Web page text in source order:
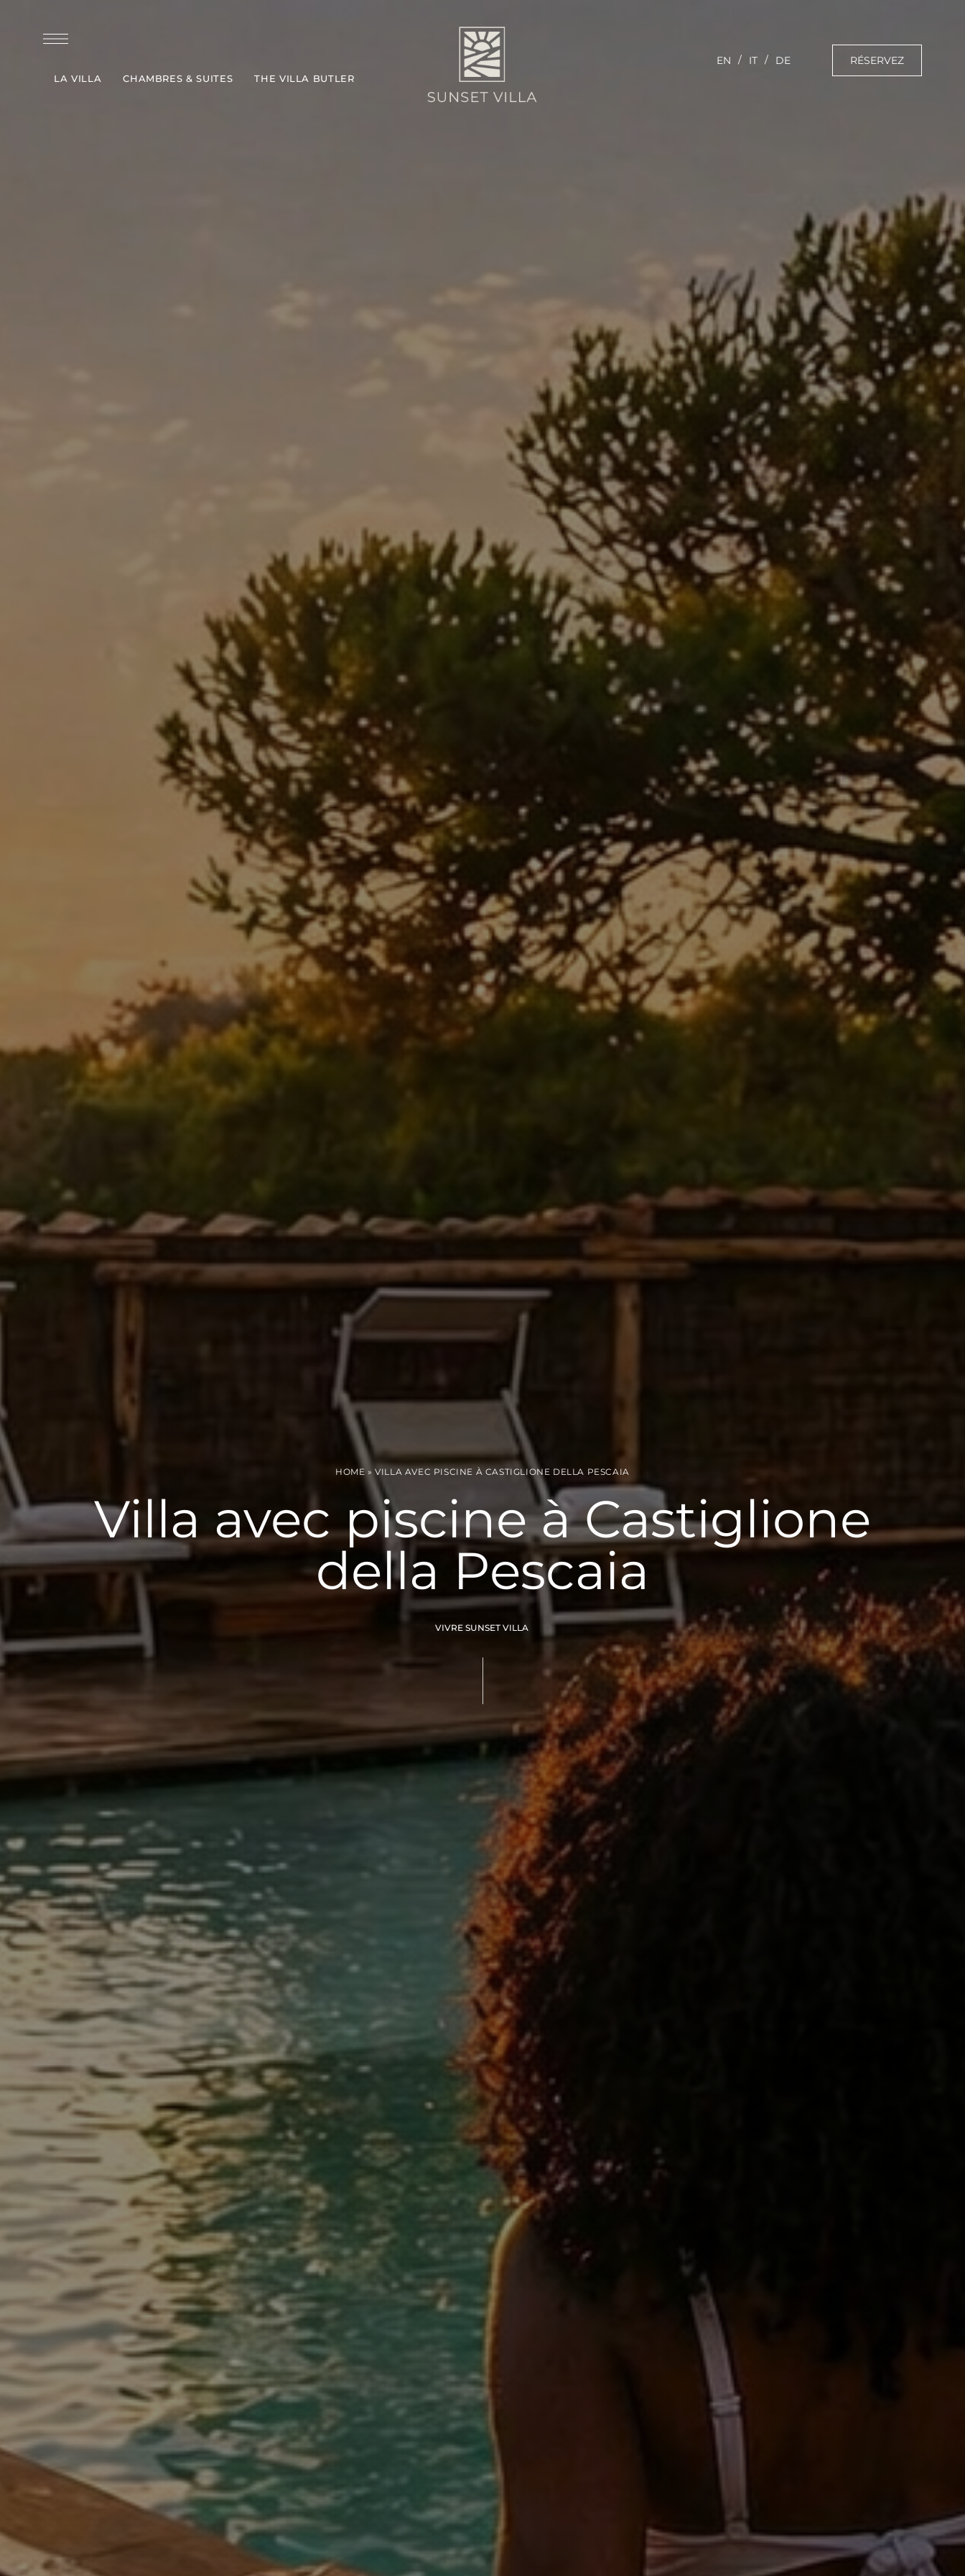
LA VILLA CHAMBRES & SUITES THE VILLA BUTLER
EN IT DE RÉSERVEZ
HOME »VILLA AVEC PISCINE À CASTIGLIONE DELLA PESCAIA
Villa avec piscine à Castiglione
della Pescaia
VIVRE SUNSET VILLA